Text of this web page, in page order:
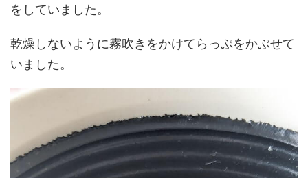
をしていました。
乾燥しないように霧吹きをかけてらっぷをかぶせて
いました。